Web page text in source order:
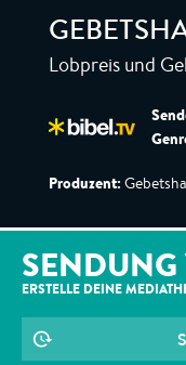
Lobpreis und
Produzent:
SENDUNG
ERSTELLE DEINE